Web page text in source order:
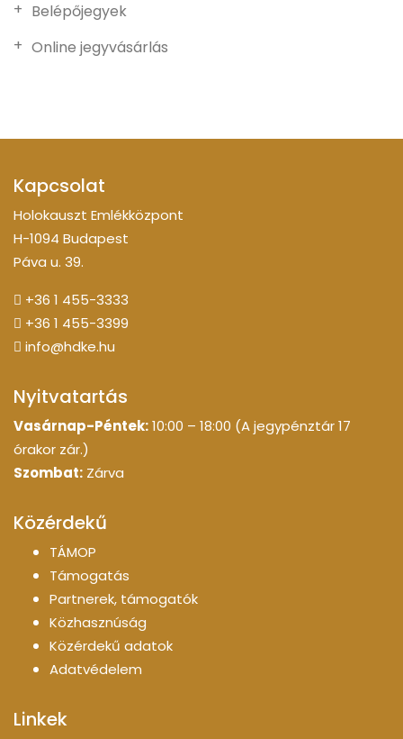
Belépőjegyek
Online jegyvásárlás
Kapcsolat
Holokauszt Emlékközpont
H-1094 Budapest
Páva u. 39.
+36 1 455-3333
+36 1 455-3399
info@hdke.hu
Nyitvatartás
Vasárnap-Péntek:10:00 – 18:00 (A jegypénztár 17
órakor zár.)
Szombat: Zárva
Közérdekű
TÁMOP
Támogatás
Partnerek, támogatók
Közhasznúság
Közérdekű adatok
Adatvédelem
Linkek